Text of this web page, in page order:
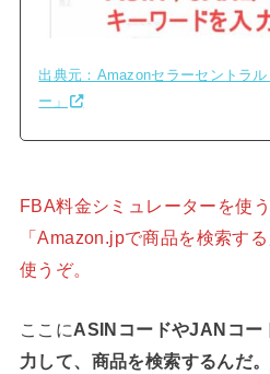
出典元：Amazonセラーセントラ
ー」
FBA料金シミュレーターを使
「Amazon.jpで商品を検索す
使うぞ。
ここにASINコードやJANコー
力して、商品を検索するんだ。